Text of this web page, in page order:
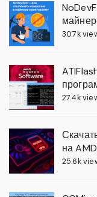
30.7k
27.4k
на
25.6k